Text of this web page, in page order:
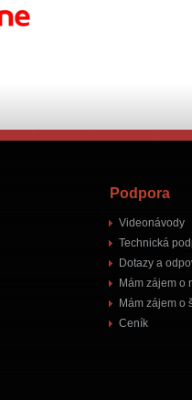
Podpora
Videonávody
Technická
Dotazy a
Mám zájem o
Mám zájem o
Ceník